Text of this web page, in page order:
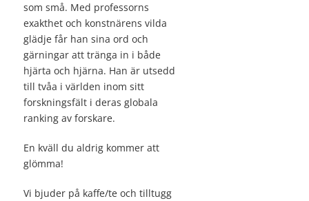
som små. Med professorns
exakthet och konstnärens vilda
glädje får han sina ord och
gärningar att tränga in i både
hjärta och hjärna. Han är utsedd
till tvåa i världen inom sitt
forskningsfält i deras globala
ranking av forskare.
En kväll du aldrig kommer att
glömma!
Vi bjuder på kaffe/te och tilltugg